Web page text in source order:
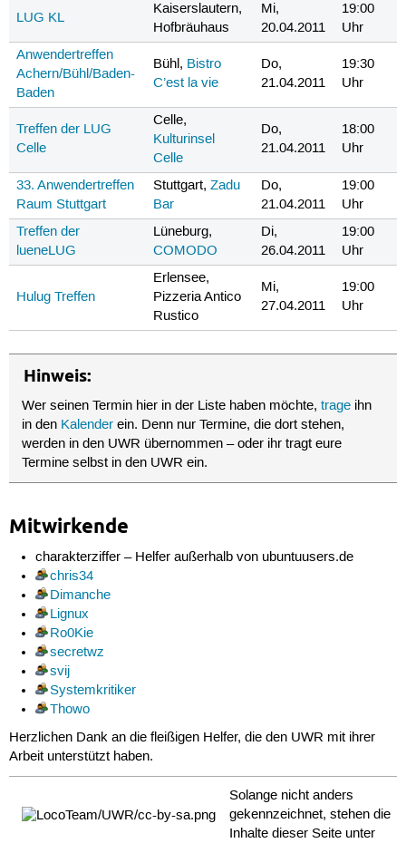
LUG KL
Kaiserslautern,
Hofbräuhaus
Mi,
20.04.2011
19:00
Uhr
Anwendertreffen
Achern/Bühl/Baden-
Baden
Bühl, Bistro
C’est la vie
Do,
21.04.2011
19:30
Uhr
Treffen der LUG
Celle
Celle,
Kulturinsel
Celle
Do,
21.04.2011
18:00
Uhr
33. Anwendertreffen
Raum Stuttgart
Stuttgart,Zadu
Bar
Do,
21.04.2011
19:00
Uhr
Treffen der
lueneLUG
Lüneburg,
COMODO
Di,
26.04.2011
19:00
Uhr
Hulug Treffen
Erlensee,
Pizzeria Antico
Rustico
Mi,
27.04.2011
19:00
Uhr
Hinweis:
Wer seinen Termin hier in der Liste haben möchte,trage ihn
in den Kalender ein. Denn nur Termine, die dort stehen,
werden in den UWR übernommen – oder ihr tragt eure
Termine selbst in den UWR ein.
Mitwirkende
charakterziffer – Helfer außerhalb von ubuntuusers.de
chris34
Dimanche
Lignux
Ro0Kie
secretwz
svij
Systemkritiker
Thowo
Herzlichen Dank an die fleißigen Helfer, die den UWR mit ihrer
Arbeit unterstützt haben.
Solange nicht anders
gekennzeichnet, stehen die
Inhalte dieser Seite unter